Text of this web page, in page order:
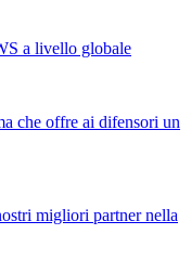
a livello globale
che offre ai difensori un
migliori partner nella